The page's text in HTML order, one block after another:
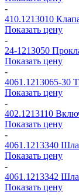
-
410.1213010
Показать цену
-
24-1213050
Показать цену
-
4061.1213065-30
Показать цену
-
402.1213110
Показать цену
-
4061.1213340
Показать цену
-
4061.1213342
Показать цену